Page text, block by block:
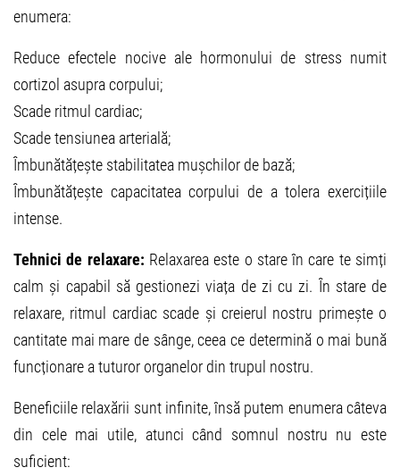
enumera:
Reduce efectele nocive ale hormonului de stress numit
cortizol asupra corpului;
Scade ritmul cardiac;
Scade tensiunea arterială;
Îmbunătățește stabilitatea mușchilor de bază;
Îmbunătățește capacitatea corpului de a tolera exercițiile
intense.
Tehnici de relaxare: Relaxarea este o stare în care te simți
calm și capabil să gestionezi viața de zi cu zi. În stare de
relaxare, ritmul cardiac scade și creierul nostru primește o
cantitate mai mare de sânge, ceea ce determină o mai bună
funcționare a tuturor organelor din trupul nostru.
Beneficiile relaxării sunt infinite, însă putem enumera câteva
din cele mai utile, atunci când somnul nostru nu este
suficient: